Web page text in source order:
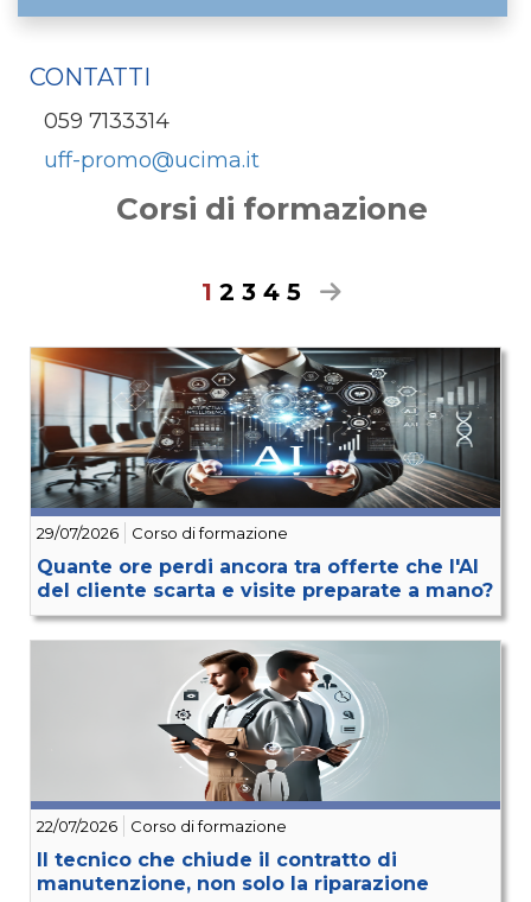
CONTATTI
059 7133314
uff-promo@ucima.it
Corsi di formazione
1 2 3 4 5
29/07/2026 Corso di formazione
Quante ore perdi ancora tra offerte che l'AI
del cliente scarta e visite preparate a mano?
22/07/2026 Corso di formazione
Il tecnico che chiude il contratto di
manutenzione, non solo la riparazione